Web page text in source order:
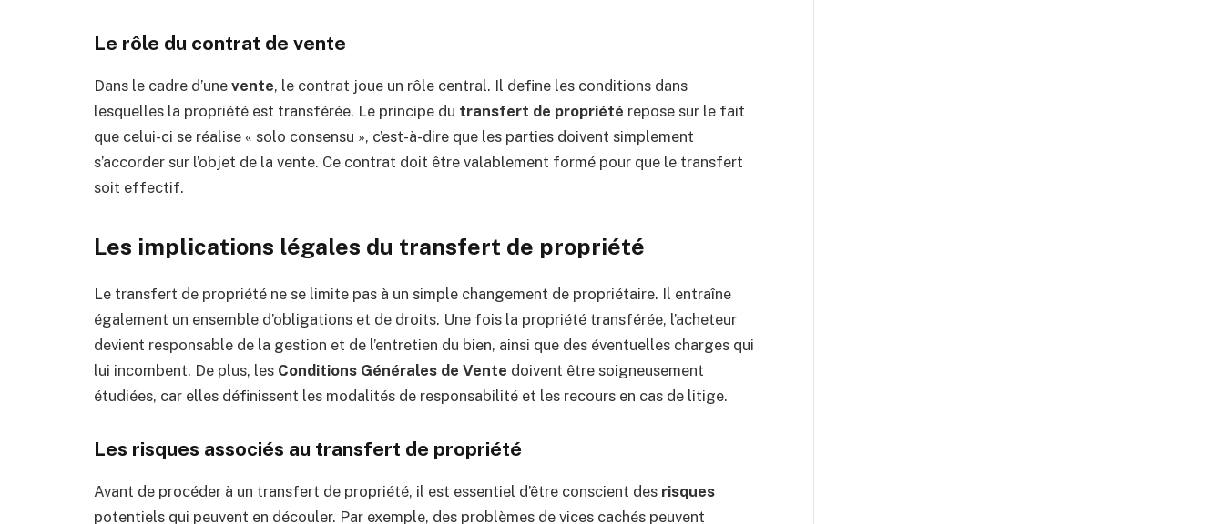
Le rôle du contrat de vente
Dans le cadre d’une vente, le contrat joue un rôle central. Il define les conditions dans
lesquelles la propriété est transférée. Le principe du transfert de propriété repose sur le fait
que celui-ci se réalise « solo consensu », c’est-à-dire que les parties doivent simplement
s’accorder sur l’objet de la vente. Ce contrat doit être valablement formé pour que le transfert
soit effectif.
Les implications légales du transfert de propriété
Le transfert de propriété ne se limite pas à un simple changement de propriétaire. Il entraîne
également un ensemble d’obligations et de droits. Une fois la propriété transférée, l’acheteur
devient responsable de la gestion et de l’entretien du bien, ainsi que des éventuelles charges qui
lui incombent. De plus, les Conditions Générales de Vente doivent être soigneusement
étudiées, car elles définissent les modalités de responsabilité et les recours en cas de litige.
Les risques associés au transfert de propriété
Avant de procéder à un transfert de propriété, il est essentiel d’être conscient des risques
potentiels qui peuvent en découler. Par exemple, des problèmes de vices cachés peuvent